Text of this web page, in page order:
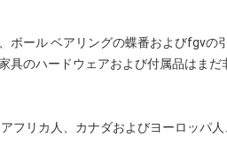
ボール ベアリングの蝶番およびfgvの
具のハードウェアおよび付属品はまだ
フリカ人、カナダおよびヨーロッパ人